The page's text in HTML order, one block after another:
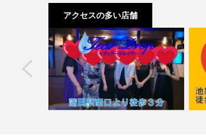
アクセスの多い店舗